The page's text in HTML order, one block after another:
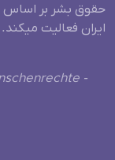
حقوق بشر بر اساس
ایران فعالیت میکند.
-